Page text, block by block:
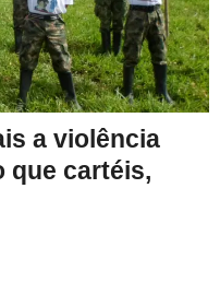
a violência
que cartéis,